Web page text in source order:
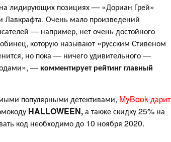
на лидирующих позициях — «Дориан Грей»
Лавкрафта. Очень мало произведений
— например, нет очень достойного
которую называют «русским Стивеном
но пока — ничего удивительного —
— комментирует рейтинг главный
популярными детективами, MyBook дарит
HALLOWEEN,а также скидку 25% на
код необходимо до 10 ноября 2020.